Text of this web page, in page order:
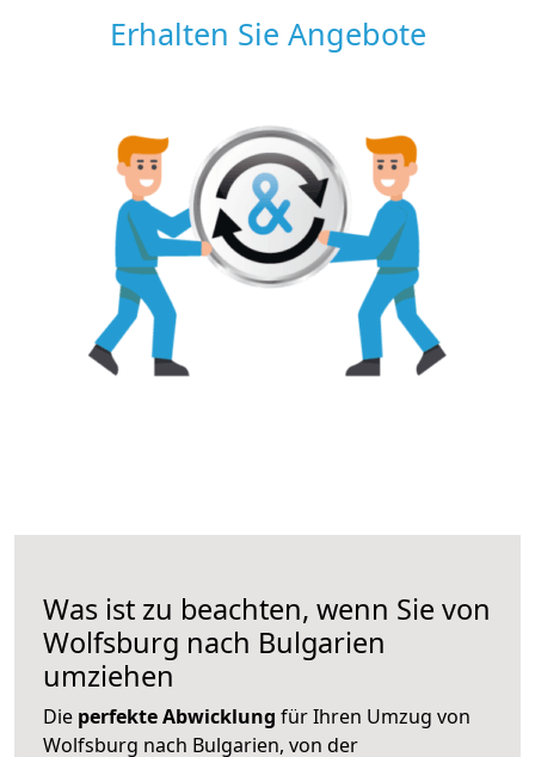
Erhalten Sie Angebote
Was ist zu beachten, wenn Sie von
Wolfsburg nach Bulgarien
umziehen
Die perfekte Abwicklung für Ihren Umzug von
Wolfsburg nach Bulgarien, von der